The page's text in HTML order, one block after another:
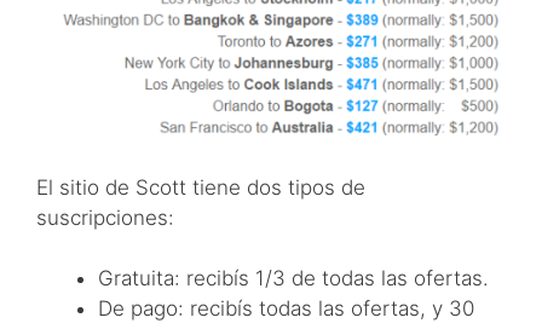
El sitio de Scott tiene dos tipos de
suscripciones:
Gratuita: recibís 1/3 de todas las ofertas.
De pago: recibís todas las ofertas, y 30